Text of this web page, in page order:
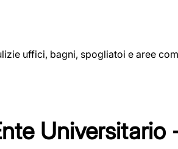
uffici, bagni, spogliatoi e aree
Universitario